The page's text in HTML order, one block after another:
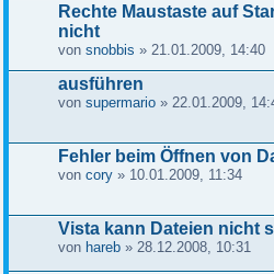
Rechte Maustaste auf
nicht
von snobbis » 21.01.2009, 14:40
ausführen
von supermario» 22.01.2009,
Fehler beim Öffnen von
von cory» 10.01.2009, 11:34
Vista kann Dateien nicht
von hareb» 28.12.2008, 10:31